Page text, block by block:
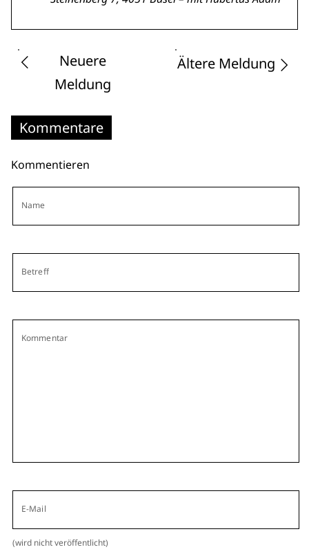
Neuere
Meldung
Ältere Meldung
Kommentare
Kommentieren
Name
Betreff
Kommentar
E-Mail
(wird nicht veröffentlicht)